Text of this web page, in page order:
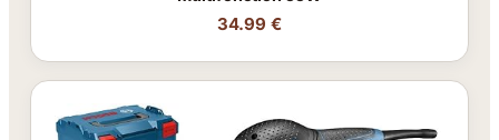
34.99 €